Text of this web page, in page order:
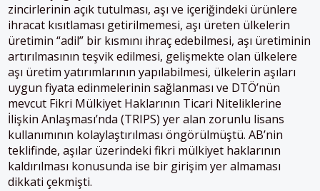
zincirlerinin açık tutulması, aşı ve içeriğindeki ürünlere
ihracat kısıtlaması getirilmemesi, aşı üreten ülkelerin
üretimin “adil” bir kısmını ihraç edebilmesi, aşı üretiminin
artırılmasının teşvik edilmesi, gelişmekte olan ülkelere
aşı üretim yatırımlarının yapılabilmesi, ülkelerin aşıları
uygun fiyata edinmelerinin sağlanması ve DTÖ’nün
mevcut Fikri Mülkiyet Haklarının Ticari Niteliklerine
İlişkin Anlaşması’nda (TRIPS) yer alan zorunlu lisans
kullanımının kolaylaştırılması öngörülmüştü. AB’nin
teklifinde, aşılar üzerindeki fikri mülkiyet haklarının
kaldırılması konusunda ise bir girişim yer almaması
dikkati çekmişti.